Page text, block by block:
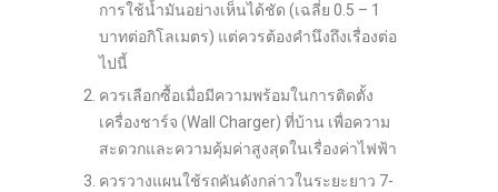
การใช้น้ำมันอย่างเห็นได้ชัด (เฉลี่ย 0.5 – 1
บาทต่อกิโลเมตร) แต่ควรต้องคำนึงถึงเรื่องต่อ
ไปนี้
ควรเลือกซื้อเมื่อมีความพร้อมในการติดตั้ง
เครื่องชาร์จ (Wall Charger) ที่บ้าน เพื่อความ
สะดวกและความคุ้มค่าสูงสุดในเรื่องค่าไฟฟ้า
ควรวางแผนใช้รถคันดังกล่าวในระยะยาว 7-